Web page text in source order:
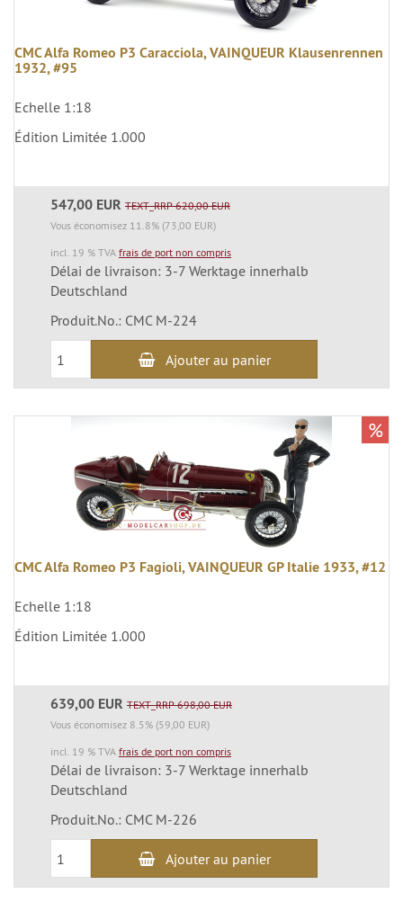
CMC Alfa Romeo P3 Caracciola, VAINQUEUR Klausenrennen
1932, #95
Echelle 1:18
Édition Limitée 1.000
547,00 EUR TEXT_RRP 620,00 EUR
Vous économisez 11.8% (73,00 EUR)
incl. 19 % TVA frais de port non compris
Délai de livraison: 3-7 Werktage innerhalb
Deutschland
Produit.No.: CMC M-224
Ajouter au panier
CMC Alfa Romeo P3 Fagioli, VAINQUEUR GP Italie 1933, #12
Echelle 1:18
Édition Limitée 1.000
639,00 EUR TEXT_RRP 698,00 EUR
Vous économisez 8.5% (59,00 EUR)
incl. 19 % TVA frais de port non compris
Délai de livraison: 3-7 Werktage innerhalb
Deutschland
Produit.No.: CMC M-226
Ajouter au panier
%